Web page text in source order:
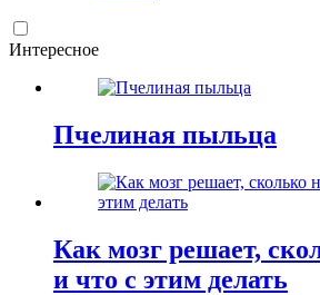
Интересное
Пчелиная пыльца
Как мозг решает,
и что с этим делать